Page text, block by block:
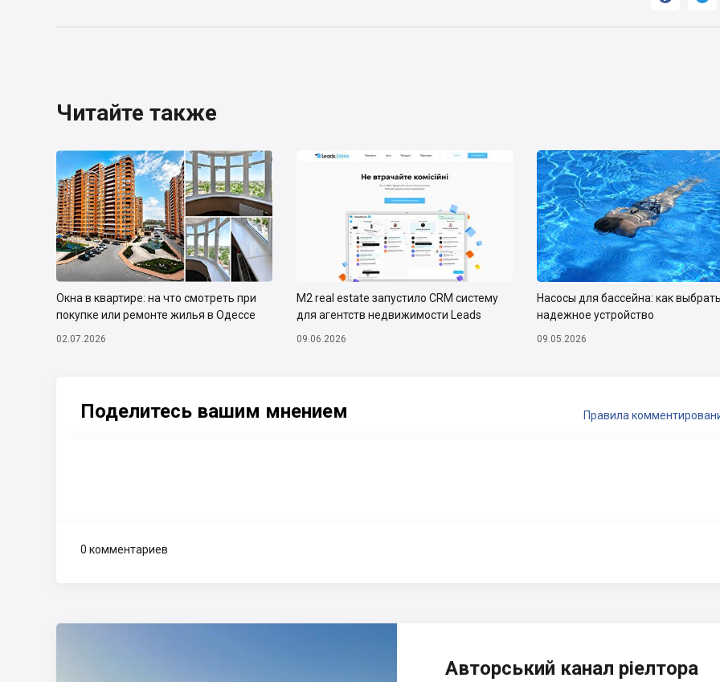
Читайте также
Окна в квартире: на что смотреть при
покупке или ремонте жилья в Одессе
02.07.2026
М2 real estate запустило CRM систему
для агентств недвижимости Leads
09.06.2026
Насосы для бассейна: как
надежное устройство
09.05.2026
Поделитесь вашим мнением Правила
0 комментариев
Авторський канал ріелтора